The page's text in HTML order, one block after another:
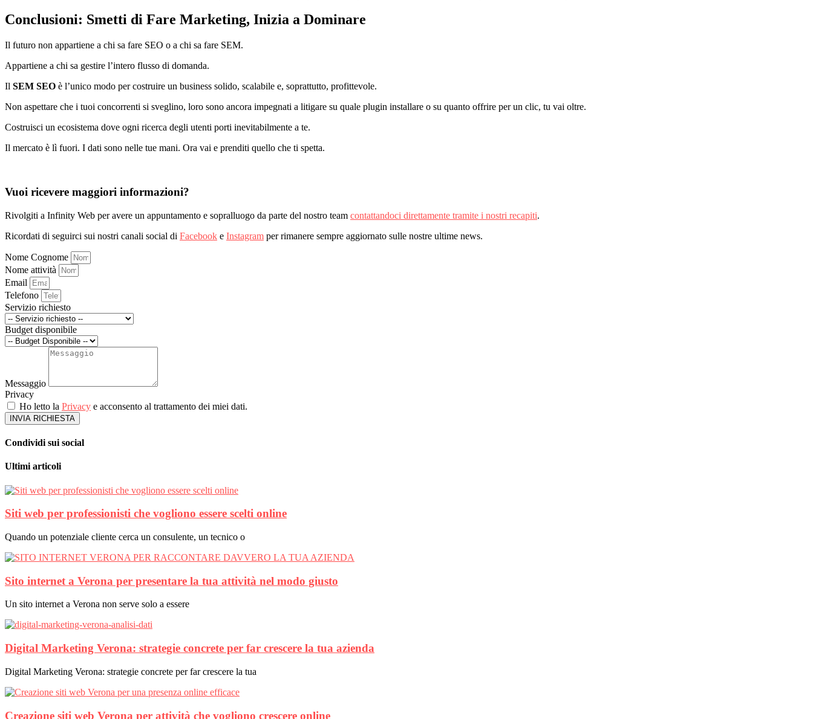
Conclusioni: Smetti di Fare Marketing, Inizia a Dominare
Il futuro non appartiene a chi sa fare SEO o a chi sa fare SEM.
Appartiene a chi sa gestire l’intero flusso di domanda.
Il SEM SEO è l’unico modo per costruire un business solido, scalabile e, soprattutto, profittevole.
Non aspettare che i tuoi concorrenti si sveglino, loro sono ancora impegnati a litigare su quale plugin installare o su quanto offrire per un clic, tu vai oltre.
Costruisci un ecosistema dove ogni ricerca degli utenti porti inevitabilmente a te.
Il mercato è lì fuori. I dati sono nelle tue mani. Ora vai e prenditi quello che ti spetta.
Vuoi ricevere maggiori informazioni?
Rivolgiti a Infinity Web per avere un appuntamento e sopralluogo da parte del nostro team contattandoci direttamente tramite i nostri recapiti.
Ricordati di seguirci sui nostri canali social di Facebook e Instagram per rimanere sempre aggiornato sulle nostre ultime news.
Nome Cognome
Nome attività
Email
Telefono
Servizio richiesto
Budget disponibile
Messaggio
Privacy
Ho letto la Privacy e acconsento al trattamento dei miei dati.
INVIA RICHIESTA
Condividi sui social
Ultimi articoli
Siti web per professionisti che vogliono essere scelti online
Quando un potenziale cliente cerca un consulente, un tecnico o
Sito internet a Verona per presentare la tua attività nel modo giusto
Un sito internet a Verona non serve solo a essere
Digital Marketing Verona: strategie concrete per far crescere la tua azienda
Digital Marketing Verona: strategie concrete per far crescere la tua
Creazione siti web Verona per attività che vogliono crescere online